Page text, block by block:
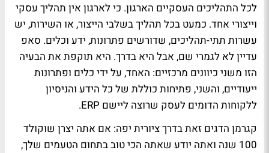
לכל התהליכים העסקיים הארגון. כי לארגון אין תהליך עסקי
וייצורי אחד. כמעט בכל תהליך בשלבי הייצור, או השירות, יש
עשרות תתי-תהליכים, שדורשים פתרונות, ידע וכלים. סאפ
עדיין לא לגמרי שם, אבל היא בדרך. היא תוקפת את הבעיה
הזו משני כיוונים מרכזיים: האחד, על ידי כלים ופתרונות
ייעודיים, והשני, פתיחות כוללת של כל הידע והניסיון
ללקוחות הדומים לעסק שרוצה ליישם ERP.
קגרמן הדגים זאת בדרך ציורית יפה: אם אתה יצרן שוקולד
100 שנה ואתה יודע שאתה הכי טוב בתחום הטעמים שלך,